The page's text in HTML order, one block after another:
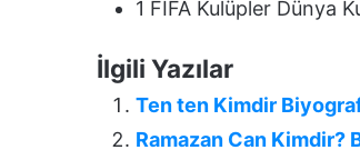
1 FIFA Kulüpler Dünya
İlgili Yazılar
Ten ten Kimdir
Ramazan Can Kimdir?